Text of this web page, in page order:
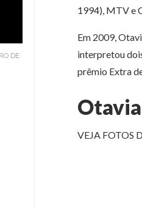
1994), MTV e
Em 2009,
interpretou
prêmio Extra
VEJA FOTOS
DE